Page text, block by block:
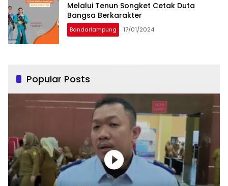
Melalui Tenun Songket Cetak Duta
Bangsa Berkarakter
Bandarlampung 17/01/2024
Popular Posts